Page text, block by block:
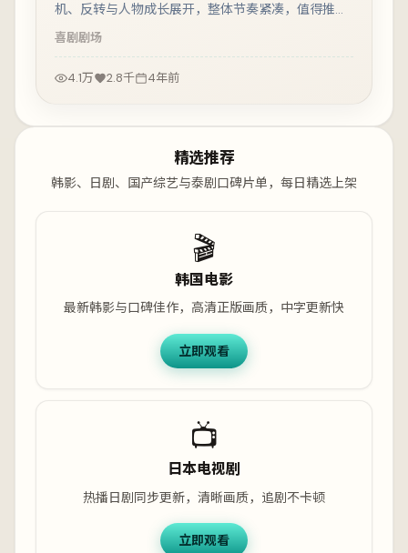
机、反转与人物成长展开，整体节奏紧凑，值得推荐
观看。
喜剧剧场
4.1万 2.8千 4年前
精选推荐
韩影、日剧、国产综艺与泰剧口碑片单，每日精选上架
🎬
韩国电影
最新韩影与口碑佳作，高清正版画质，中字更新快
立即观看
📺
日本电视剧
热播日剧同步更新，清晰画质，追剧不卡顿
立即观看